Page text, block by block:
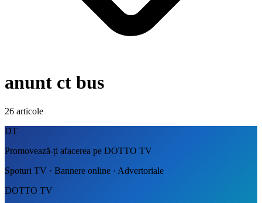
anunt ct bus
26 articole
DT
Promovează-ți afacerea pe DOTTO TV
Spoturi TV · Bannere online · Advertoriale
DOTTO TV